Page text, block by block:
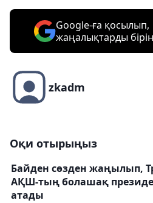
Google-ға қосылып,
жаңалықтарды
zkadm
Оқи отырыңыз
Байден сөзден жаңылып,
АҚШ-тың болашақ
атады